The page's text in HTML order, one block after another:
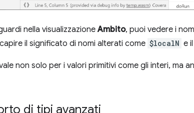
nella visualizzazioneAmbito, puoi vedere i
il significato di nomi alterati come $localN e
non solo per i valori primitivi come gli interi, ma
di tipi avanzati